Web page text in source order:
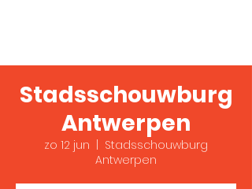
Stadsschouwburg
Antwerpen
zo 12 jun
Stadsschouwburg
Antwerpen